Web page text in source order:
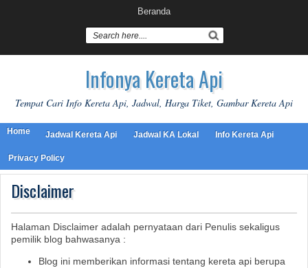
Beranda
Infonya Kereta Api
Tempat Cari Info Kereta Api, Jadwal, Harga Tiket, Gambar Kereta Api
Home Jadwal Kereta Api Jadwal KA Lokal Info Kereta Api
Privacy Policy
Disclaimer
Halaman Disclaimer adalah pernyataan dari Penulis sekaligus
pemilik blog bahwasanya :
Blog ini memberikan informasi tentang kereta api berupa